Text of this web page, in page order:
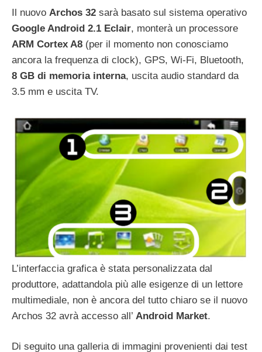
Il nuovo Archos 32 sarà basato sul sistema operativo
Google Android 2.1 Eclair, monterà un processore
ARM Cortex A8 (per il momento non conosciamo
ancora la frequenza di clock), GPS, Wi-Fi, Bluetooth,
8 GB di memoria interna, uscita audio standard da
3.5 mm e uscita TV.
L’interfaccia grafica è stata personalizzata dal
produttore, adattandola più alle esigenze di un lettore
multimediale, non è ancora del tutto chiaro se il nuovo
Archos 32 avrà accesso all’ Android Market.
Di seguito una galleria di immagini provenienti dai test